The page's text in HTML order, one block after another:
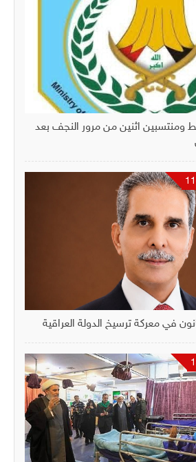
ومنتسبين اثنين من مرور النجف بعد
في معركة ترسيخ الدولة العراقية